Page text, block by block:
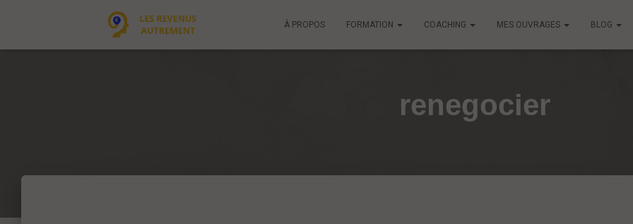
À PROPOS FORMATION COACHING MES OUVRAGES BLOG
renegocier